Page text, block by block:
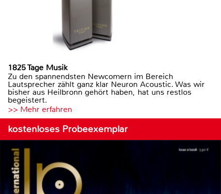
1825 Tage Musik
Zu den spannendsten Newcomern im Bereich
Lautsprecher zählt ganz klar Neuron Acoustic. Was wir
bisher aus Heilbronn gehört haben, hat uns restlos
begeistert.
>> Mehr erfahren
kostenloses Probeexemplar